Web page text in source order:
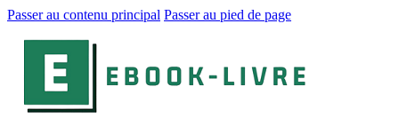
Passer au contenu principal Passer au pied de page